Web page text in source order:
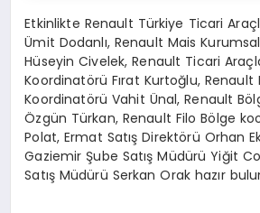
Etkinlikte Renault Türkiye Ticari
Ümit Dodanlı, Renault Mais
Hüseyin Civelek, Renault Ticari
Koordinatörü Fırat Kurtoğlu, Renault
Koordinatörü Vahit Ünal, Renault
Özgün Türkan, Renault Filo Bölge
Polat, Ermat Satış Direktörü Orhan
Gaziemir Şube Satış Müdürü Yiğit
Satış Müdürü Serkan Orak hazır